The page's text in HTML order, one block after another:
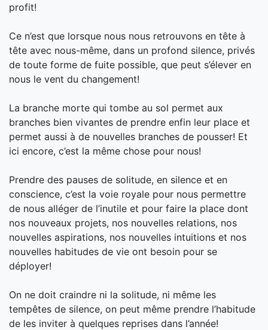
profit!
Ce n’est que lorsque nous nous retrouvons en tête à
tête avec nous-même, dans un profond silence, privés
de toute forme de fuite possible, que peut s’élever en
nous le vent du changement!
La branche morte qui tombe au sol permet aux
branches bien vivantes de prendre enfin leur place et
permet aussi à de nouvelles branches de pousser! Et
ici encore, c’est la même chose pour nous!
Prendre des pauses de solitude, en silence et en
conscience, c’est la voie royale pour nous permettre
de nous alléger de l’inutile et pour faire la place dont
nos nouveaux projets, nos nouvelles relations, nos
nouvelles aspirations, nos nouvelles intuitions et nos
nouvelles habitudes de vie ont besoin pour se
déployer!
On ne doit craindre ni la solitude, ni même les
tempêtes de silence, on peut même prendre l’habitude
de les inviter à quelques reprises dans l’année!